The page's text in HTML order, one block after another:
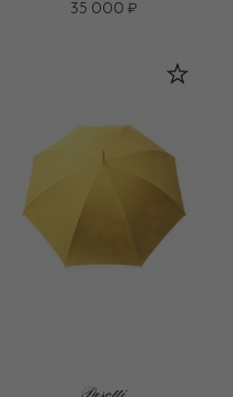
35 000 ₽